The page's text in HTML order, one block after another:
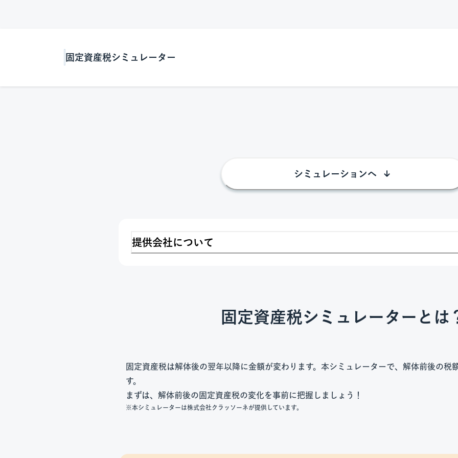
固定資産税シミュレーター
シミュレーションへ
提供会社について
固定資産税シミュレーターとは
固定資産税は解体後の翌年以降に金額が変わります。本シミュレーターで、解体前後の税
す。
まずは、解体前後の固定資産税の変化を事前に把握しましょう！
※本シミュレーターは株式会社クラッソーネが提供しています。